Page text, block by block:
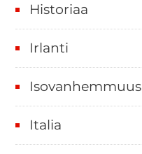
u
o
e
t
,
Historiaa
Irlanti
Isovanhemmuus
Italia